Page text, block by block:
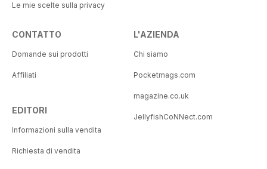
Le mie scelte sulla privacy
CONTATTO
Domande sui prodotti
Affiliati
EDITORI
Informazioni sulla vendita
Richiesta di vendita
L'AZIENDA
Chi siamo
Pocketmags.com
magazine.co.uk
JellyfishCoNNect.com